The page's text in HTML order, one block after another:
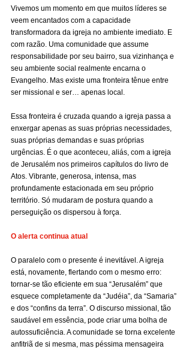
Vivemos um momento em que muitos líderes se
veem encantados com a capacidade
transformadora da igreja no ambiente imediato. E
com razão. Uma comunidade que assume
responsabilidade por seu bairro, sua vizinhança e
seu ambiente social realmente encarna o
Evangelho. Mas existe uma fronteira tênue entre
ser missional e ser… apenas local.
Essa fronteira é cruzada quando a igreja passa a
enxergar apenas as suas próprias necessidades,
suas próprias demandas e suas próprias
urgências. É o que aconteceu, aliás, com a igreja
de Jerusalém nos primeiros capítulos do livro de
Atos. Vibrante, generosa, intensa, mas
profundamente estacionada em seu próprio
território. Só mudaram de postura quando a
perseguição os dispersou à força.
O alerta continua atual
O paralelo com o presente é inevitável. A igreja
está, novamente, flertando com o mesmo erro:
tornar-se tão eficiente em sua “Jerusalém” que
esquece completamente da “Judéia”, da “Samaria”
e dos “confins da terra”. O discurso missional, tão
saudável em essência, pode criar uma bolha de
autossuficiência. A comunidade se torna excelente
anfitriã de si mesma, mas péssima mensageira